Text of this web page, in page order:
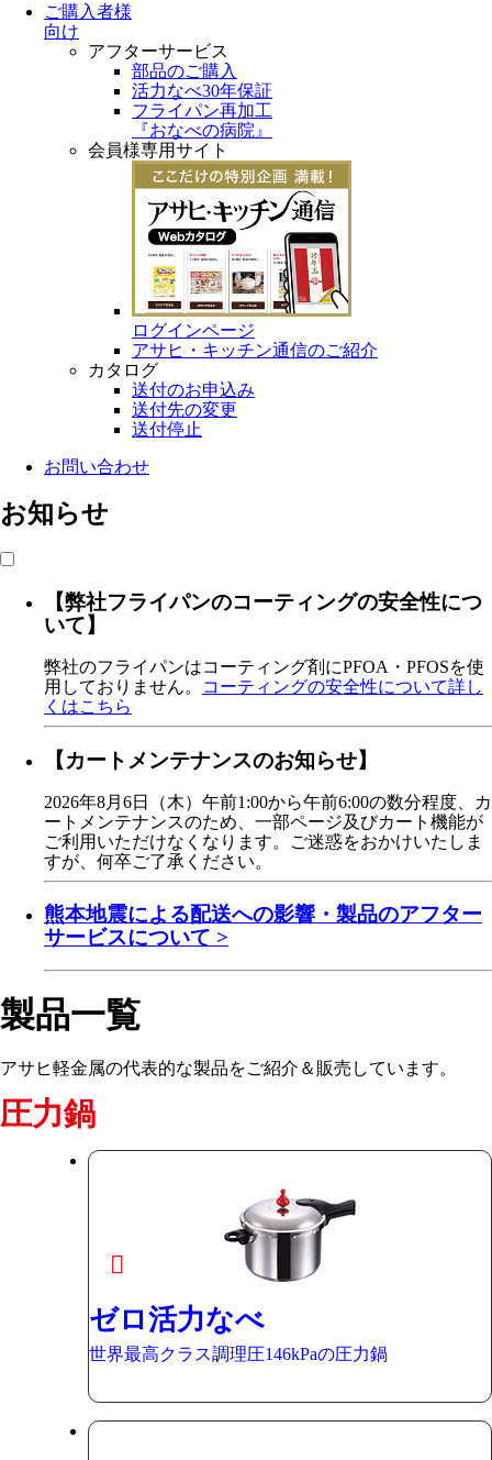
ご購入者様
向け
アフターサービス
部品のご購入
活力なべ30年保証
フライパン再加工
『おなべの病院』
会員様専用サイト
ログインページ
アサヒ・キッチン通信のご紹介
カタログ
送付のお申込み
送付先の変更
送付停止
お問い合わせ
お知らせ
【弊社フライパンのコーティングの安全性につ
いて】
弊社のフライパンはコーティング剤にPFOA・PFOSを使
用しておりません。
コーティングの安全性について詳し
くはこちら
【カートメンテナンスのお知らせ】
2026年8月6日（木）午前1:00から午前6:00の数分程度、カ
ートメンテナンスのため、一部ページ及びカート機能が
ご利用いただけなくなります。ご迷惑をおかけいたしま
すが、何卒ご了承ください。
熊本地震による配送への影響・製品のアフター
サービスについて >
製品一覧
アサヒ軽金属の代表的な製品をご紹介＆販売しています。
圧力鍋
ゼロ活力なべ
世界最高クラス調理圧146kPaの圧力鍋